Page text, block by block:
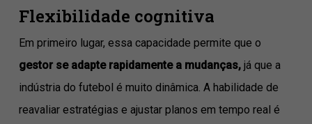
Flexibilidade cognitiva
Em primeiro lugar, essa capacidade permite que o
gestor se adapte rapidamente a mudanças,já que a
indústria do futebol é muito dinâmica. A habilidade de
reavaliar estratégias e ajustar planos em tempo real é